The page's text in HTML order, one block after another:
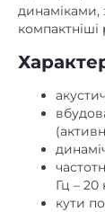
динаміками,
компактніші
Гц – 20
кути